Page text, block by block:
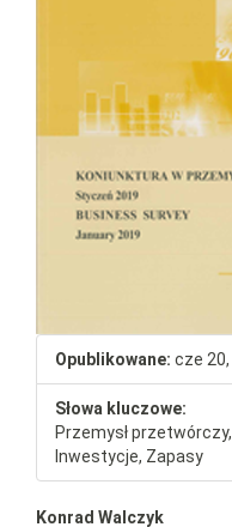
Opublikowane: cze
Słowa kluczowe:
Przemysł
Inwestycje, Zapasy
Konrad Walczyk